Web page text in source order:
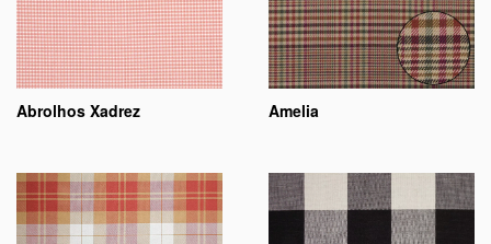
Abrolhos Xadrez Amelia